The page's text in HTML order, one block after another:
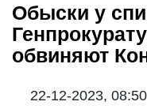
Обыски у
обвиняют
22-12-2023, 08:50